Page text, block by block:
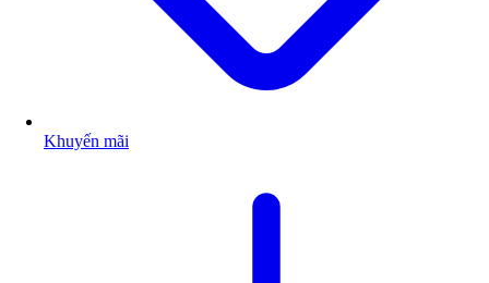
Khuyến mãi